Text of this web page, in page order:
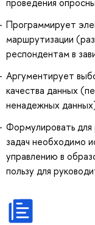
Программирует
маршрутизации
респондентам в
Аргументирует
качества данных
ненадежных
Формулировать для
задач необходимо
управлению в
пользу для